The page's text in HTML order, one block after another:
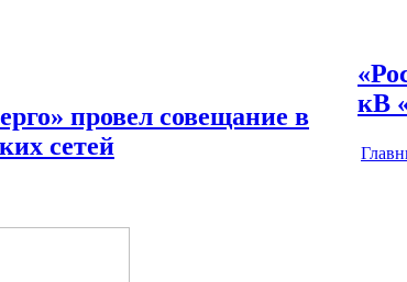
провел совещание в
сетей
кВ